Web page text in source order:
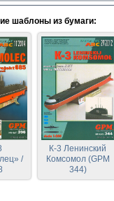
шаблоны из бумаги:
/
[GPM
К-3 Ленинский
Комсомол (GPM
344)